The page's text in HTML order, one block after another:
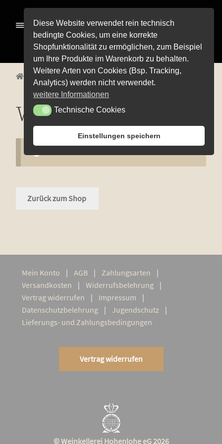
Navigation
springen
Inhalt
springen
Menü
Alle Pro­duk­te
Pre­mi­um-Wei­ne
Rot­wei­ne
Weiß­wei­ne
öffnen
Weiß­herbst-, Rosé- und Schillerweine
öffnen
Die fruch­ti­gen Vier
Sekt und Secco
Wein­emp­feh­lun­gen
Start Waren­korb
Waren­korb
Zurück zum Shop
Mein Kon­to AGB
Zah­lungs­ar­ten
Ver­sand­kos­ten
Wider­rufs­be­leh­rung
Ver­trag widerrufen
Impres­sum
Daten­schutz­be­leh­rung
Jugend­schutz
Lie­­fe­rungs- und Zahlungsbedingungen
Vertrag widerrufen
© Weinkellerei Hohenlohe eG 2026
Diese Website verwendet rein technisch
bedingte Cookies, um eine korrekte
Shopfunktionalität zu ermöglichen, zum Beispiel
um Ihre Produkte im Warenkorb zu behalten.
Weitere Arten von Cookies (Bsp. Tracking,
Analytics) werden nicht verwendet.
weitere Informationen
Technische Cookies
Technische Cookies
Einstellungen speichern